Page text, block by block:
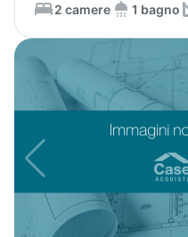
2 camere
1 bagno